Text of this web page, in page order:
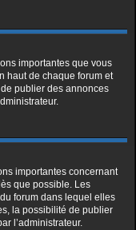
importantes que vous
haut de chaque forum et
publier des annonces
importantes concernant
que possible. Les
forum dans lequel elles
la possibilité de publier
l’administrateur.